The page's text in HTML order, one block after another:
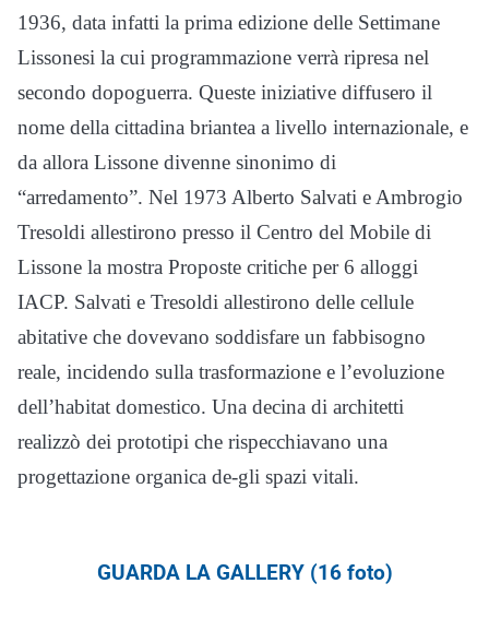
1936, data infatti la prima edizione delle Settimane
Lissonesi la cui programmazione verrà ripresa nel
secondo dopoguerra. Queste iniziative diffusero il
nome della cittadina briantea a livello internazionale, e
da allora Lissone divenne sinonimo di
“arredamento”. Nel 1973 Alberto Salvati e Ambrogio
Tresoldi allestirono presso il Centro del Mobile di
Lissone la mostra Proposte critiche per 6 alloggi
IACP. Salvati e Tresoldi allestirono delle cellule
abitative che dovevano soddisfare un fabbisogno
reale, incidendo sulla trasformazione e l’evoluzione
dell’habitat domestico. Una decina di architetti
realizzò dei prototipi che rispecchiavano una
progettazione organica de-gli spazi vitali.
GUARDA LA GALLERY (16 foto)